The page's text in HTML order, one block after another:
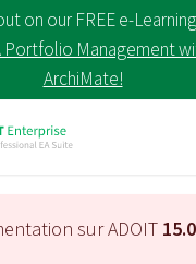
on our FREE e-
Portfolio Management
ArchiMate!
sur ADOIT 15.0